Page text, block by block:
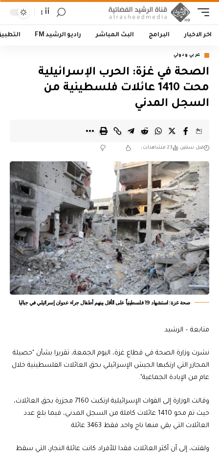
أأ
اخر الاخبار البرامج البث المباشر راديو الرشيد FM
عربي ودولي
الصحة في غزة: الحرب الإسرائيلية
محت 1410 عائلات فلسطينية من
السجل المدني
قبل سنتين 23 مشاهدات
صحة غزة: استشهاد 19 فلسطينياً على الأقل بينهم أطفال جراء عدوان إسرائيلي في جباليا
متابعة – الرشيد
نشرت وزارة الصحة في قطاع غزة، اليوم الجمعة، تقريرا بشأن "حصيلة
المجازر التي ارتكبها الجيش الإسرائيلي بحق العائلات الفلسطينية خلال
عام من الإبادة الجماعية".
وقالت الوزارة إلى القوات الإسرائيلية ارتكبت 7160 مجزرة بحق العائلات،
حيث تم محو 1410 عائلات كاملة من السجل المدني، فيما بلغ عدد
العائلات التي بقي منها ناج واحد فقط 3463 عائلة.
ولفتت، إلى أن أكثر العائلات فقدا للأفراد كانت عائلة النجار، التي سقط